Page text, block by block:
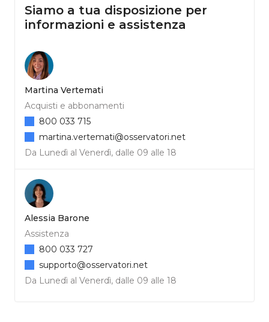
Siamo a tua disposizione per
informazioni e assistenza
Martina Vertemati
Acquisti e abbonamenti
Da Lunedì al Venerdì, dalle 09 alle 18
800 033 715
martina.vertemati@osservatori.net
Alessia Barone
Assistenza
Da Lunedì al Venerdì, dalle 09 alle 18
800 033 727
supporto@osservatori.net